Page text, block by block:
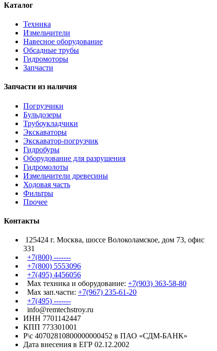
Каталог
Техника
Измельчители
Навесное оборудование
Обсадные трубы
Гидромоторы
Запчасти
Запчасти из наличия
Погрузчики
Бульдозеры
Трубоукладчики
Экскаваторы
Экскаватор-погрузчик
Гидробуры
Оборудование для разрушения
Гидромолоты
Измельчители древесины
Ходовая часть
Фильтры
Прочее
Контакты
125424 г. Москва, шоссе Волоколамское, дом 73, офис
331
+7(800) -------
+7(800) 5553096
+7(495) 4456056
Max техника и оборудование: +7(903) 363-58-80
Max зап.части: +7(967) 235-61-20
+7(495) -------
info@remtechstroy.ru
ИНН 7701142447
КПП 773301001
Р\с 40702810800000000452 в ПАО «СДМ-БАНК»
Дата внесения в ЕГР 02.12.2002